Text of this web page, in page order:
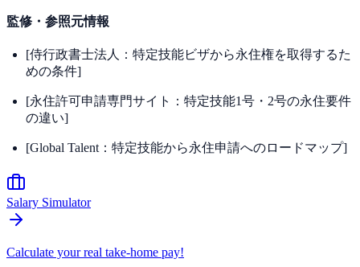
監修・参照元情報
[侍行政書士法人：特定技能ビザから永住権を取得するた
めの条件]
[永住許可申請専門サイト：特定技能1号・2号の永住要件
の違い]
[Global Talent：特定技能から永住申請へのロードマップ]
Salary Simulator
Calculate your real take-home pay!